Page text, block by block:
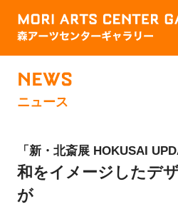
NEWS
ニュース
「新・北斎展 HOKUSAI
和をイメージしたデ
が